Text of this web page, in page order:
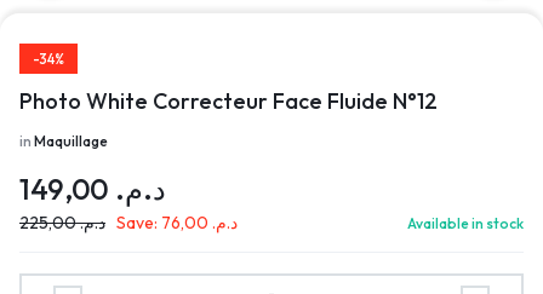
-34%
Photo White Correcteur Face Fluide N°12
in Maquillage
د.م.
د.م.225,00 Save: د.م. Available in stock